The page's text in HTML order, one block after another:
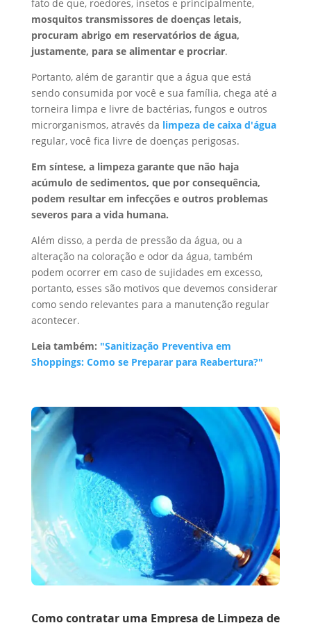
fato de que, roedores, insetos e principalmente,
mosquitos transmissores de doenças letais,
procuram abrigo em reservatórios de água,
justamente, para se alimentar e procriar.
Portanto, além de garantir que a água que está
sendo consumida por você e sua família, chega até a
torneira limpa e livre de bactérias, fungos e outros
microrganismos, através da limpeza de caixa d'água
regular, você fica livre de doenças perigosas.
Em síntese, a limpeza garante que não haja
acúmulo de sedimentos, que por consequência,
podem resultar em infecções e outros problemas
severos para a vida humana.
Além disso, a perda de pressão da água, ou a
alteração na coloração e odor da água, também
podem ocorrer em caso de sujidades em excesso,
portanto, esses são motivos que devemos considerar
como sendo relevantes para a manutenção regular
acontecer.
Leia também: "Sanitização Preventiva em
Shoppings: Como se Preparar para Reabertura?"
Como contratar uma Empresa de Limpeza de